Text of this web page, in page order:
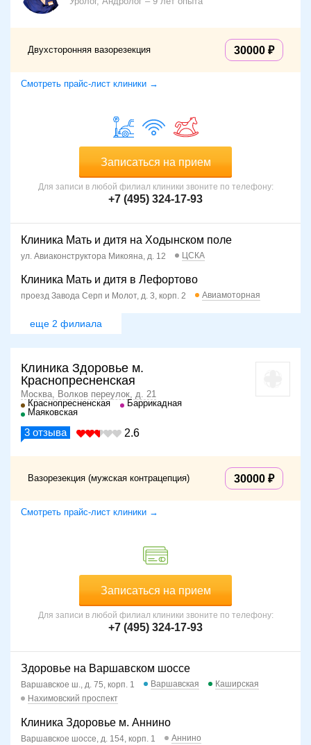
Двухсторонняя вазорезекция 30000
Смотреть прайс-лист клиники →
Записаться на прием
Для записи в любой филиал клиники звоните по телефону:
+7 (495) 324-17-93
Клиника Мать и дитя на Ходынском поле
ул. Авиаконструктора Микояна, д. 12 ЦСКА
Клиника Мать и дитя в Лефортово
проезд Завода Серп и Молот, д. 3, корп. 2 Авиамоторная
еще 2 филиала
Клиника Здоровье м.
Краснопресненская
Москва, Волков переулок, д. 21
Краснопресненская
Баррикадная
Маяковская
3 отзыва 2.6
Вазорезекция (мужская контрацепция) 30000
Смотреть прайс-лист клиники →
Записаться на прием
Для записи в любой филиал клиники звоните по телефону:
+7 (495) 324-17-93
Здоровье на Варшавском шоссе
Варшавское ш., д. 75, корп. 1 Варшавская
Каширская
Нахимовский проспект
Клиника Здоровье м. Аннино
Варшавское шоссе, д. 154, корп. 1
Аннино